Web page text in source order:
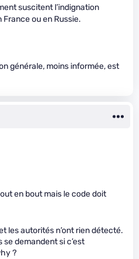
suscitent l’indignation
ou en Russie.
générale, moins informée, est
en bout mais le code doit
les autorités n’ont rien détecté.
demandent si c’est
?